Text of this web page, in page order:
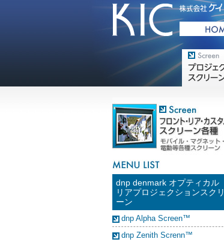
dnp denmark オプティカル
リアプロジェクションスクリ
ーン
dnp Alpha Screen™
dnp Zenith Screnn™